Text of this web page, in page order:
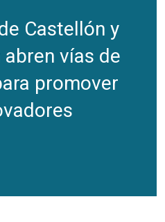
Castellón y
abren vías de
promover